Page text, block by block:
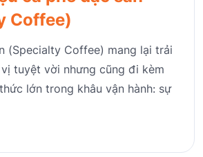
Coffee)
(Specialty Coffee) mang lại trải
tuyệt vời nhưng cũng đi kèm
lớn trong khâu vận hành: sự